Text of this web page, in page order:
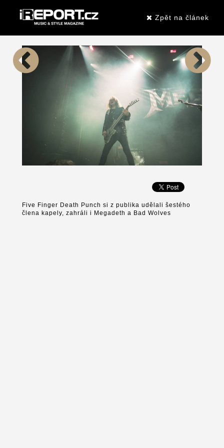
Zpět na článek
Five Finger Death Punch si z publika udělali šestého
člena kapely, zahráli i Megadeth a Bad Wolves